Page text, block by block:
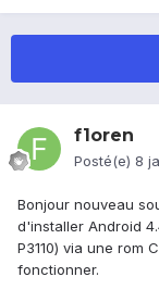
f1oren
Posté(e) 8
Bonjour nouveau
d'installer Android
P3110) via une rom
fonctionner.